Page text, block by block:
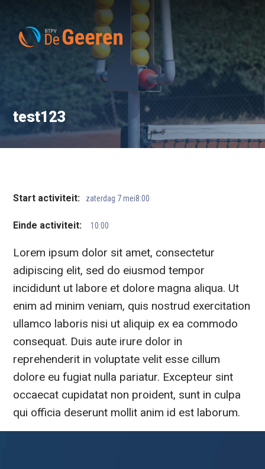
test123
Start activiteit: zaterdag 7 mei8:00
Einde activiteit: 10:00
Lorem ipsum dolor sit amet, consectetur
adipiscing elit, sed do eiusmod tempor
incididunt ut labore et dolore magna aliqua. Ut
enim ad minim veniam, quis nostrud exercitation
ullamco laboris nisi ut aliquip ex ea commodo
consequat. Duis aute irure dolor in
reprehenderit in voluptate velit esse cillum
dolore eu fugiat nulla pariatur. Excepteur sint
occaecat cupidatat non proident, sunt in culpa
qui officia deserunt mollit anim id est laborum.